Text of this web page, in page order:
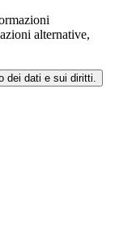
alternative,
dei dati e sui diritti.